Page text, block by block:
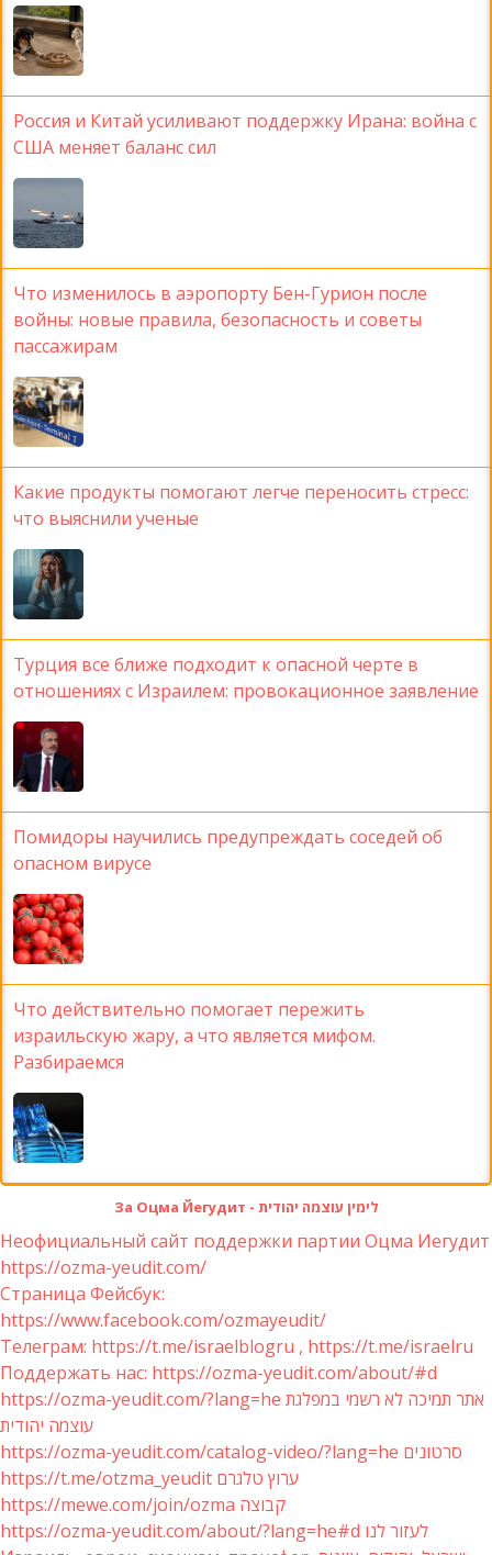
Россия и Китай усиливают поддержку Ирана: война с
США меняет баланс сил
Что изменилось в аэропорту Бен-Гурион после
войны: новые правила, безопасность и советы
пассажирам
Какие продукты помогают легче переносить стресс:
что выяснили ученые
Турция все ближе подходит к опасной черте в
отношениях с Израилем: провокационное заявление
Помидоры научились предупреждать соседей об
опасном вирусе
Что действительно помогает пережить
израильскую жару, а что является мифом.
Разбираемся
За Оцма Йегудит - לימין עוצמה יהודית
Неофициальный сайт поддержки партии Оцма Иегудит
https://ozma-yeudit.com/
Страница Фейсбук:
https://www.facebook.com/ozmayeudit/
Телеграм: https://t.me/israelblogru , https://t.me/israelru
Поддержать нас: https://ozma-yeudit.com/about/#d
https://ozma-yeudit.com/?lang=he אתר תמיכה לא רשמי במפלגת
עוצמה יהודית
https://ozma-yeudit.com/catalog-video/?lang=he סרטונים
https://t.me/otzma_yeudit ערוץ טלגרם
https://mewe.com/join/ozma קבוצה
https://ozma-yeudit.com/about/?lang=he#d לעזור לנו